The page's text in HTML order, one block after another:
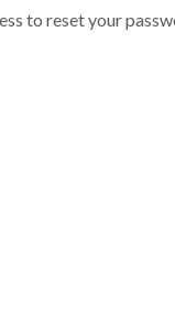
to reset your